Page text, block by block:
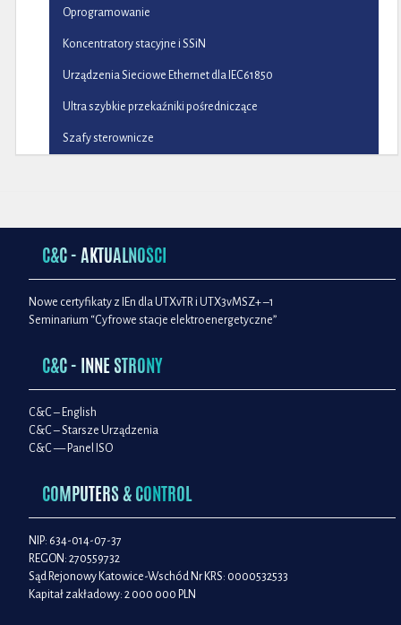
Oprogramowanie
Koncentratory stacyjne i SSiN
Urządzenia Sieciowe Ethernet dla IEC61850
Ultra szybkie przekaźniki pośredniczące
Szafy sterownicze
C&C - AKTUALNOŚCI
Nowe certyfikaty z IEn dla UTXvTR i UTX3vMSZ+ –1
Seminarium “Cyfrowe stacje elektroenergetyczne”
C&C - INNE STRONY
C&C – English
C&C – Starsze Urządzenia
C&C — Panel ISO
COMPUTERS & CONTROL
NIP: 634-014-07-37
REGON: 270559732
Sąd Rejonowy Katowice-Wschód Nr KRS: 0000532533
Kapitał zakładowy: 2 000 000 PLN